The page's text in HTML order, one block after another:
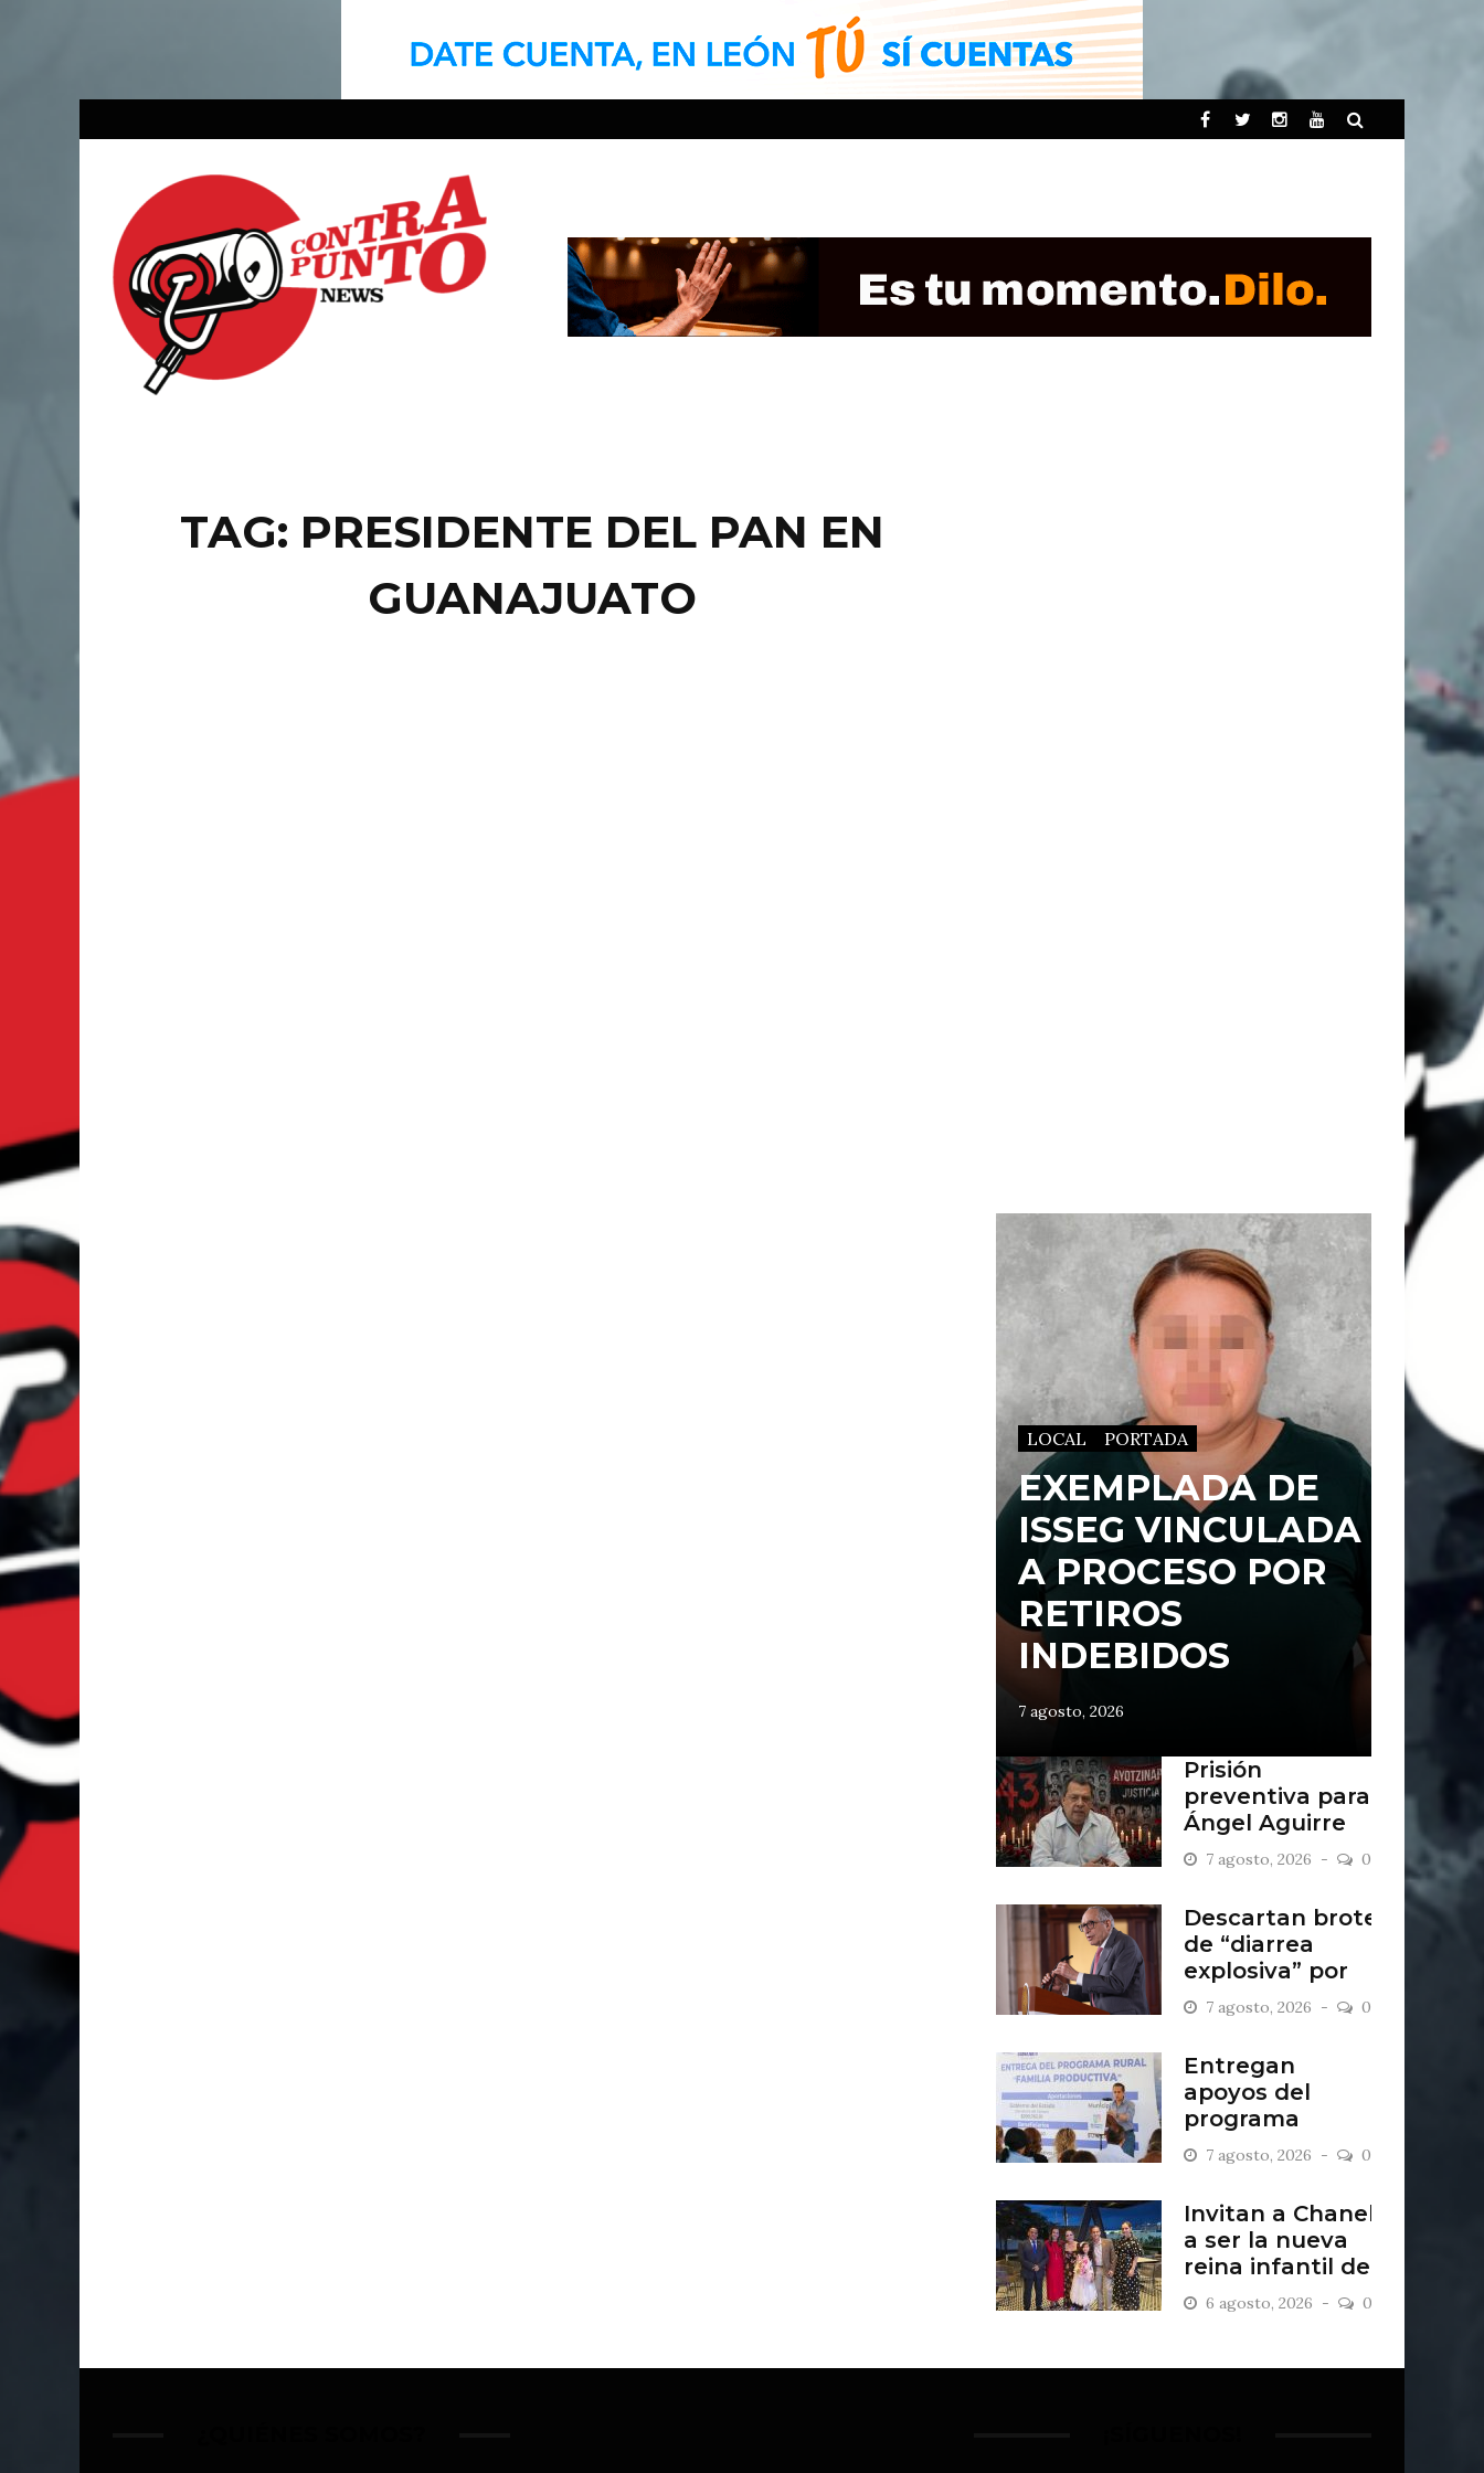
TAG: PRESIDENTE DEL PAN EN
GUANAJUATO
LOCAL PORTADA
EXEMPLADA DE
ISSEG VINCULADA
A PROCESO POR
RETIROS
INDEBIDOS
7 agosto, 2026
Prisión
preventiva para
Ángel Aguirre
por caso
Ayotzinapa
7 agosto, 2026 0
Descartan brote
de “diarrea
explosiva” por
lechugas de
Guanajuato
7 agosto, 2026 0
Entregan
apoyos del
programa
“Familia
Productiva” en
San Francisco
del Rincón
7 agosto, 2026 0
Invitan a Chanel
a ser la nueva
reina infantil de
San Francisco
del Rincón
6 agosto, 2026 0